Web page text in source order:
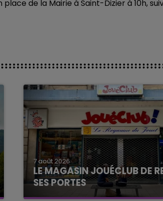
de la Mairie à Saint-Dizier à 10h,
7 août 2026
LE MAGASIN JOUÉCLUB DE
SES PORTES
C'était l'une des institutions du